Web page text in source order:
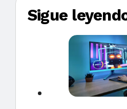
Sigue